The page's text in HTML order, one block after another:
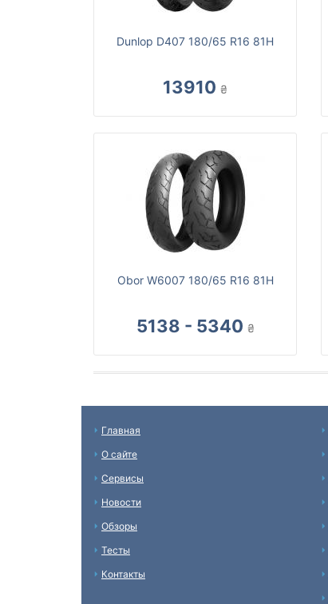
Dunlop D407 180/65 R16 81H
13910 ₴
Obor W6007 180/65 R16 81H
5138 - 5340 ₴
Главная
О сайте
Сервисы
Новости
Обзоры
Тесты
Контакты